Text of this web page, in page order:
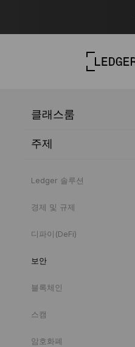
클래스룸
주제
Ledger 솔루션
경제 및 규제
디파이(DeFi)
보안
블록체인
스캠
암호화폐